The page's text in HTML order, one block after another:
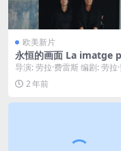
欧美新片
永恒的画面 La imatge
anent (2023)
导演: 劳拉·费雷斯 编剧: 劳拉
斯 / Ulises Porra / 卡...
2 年前